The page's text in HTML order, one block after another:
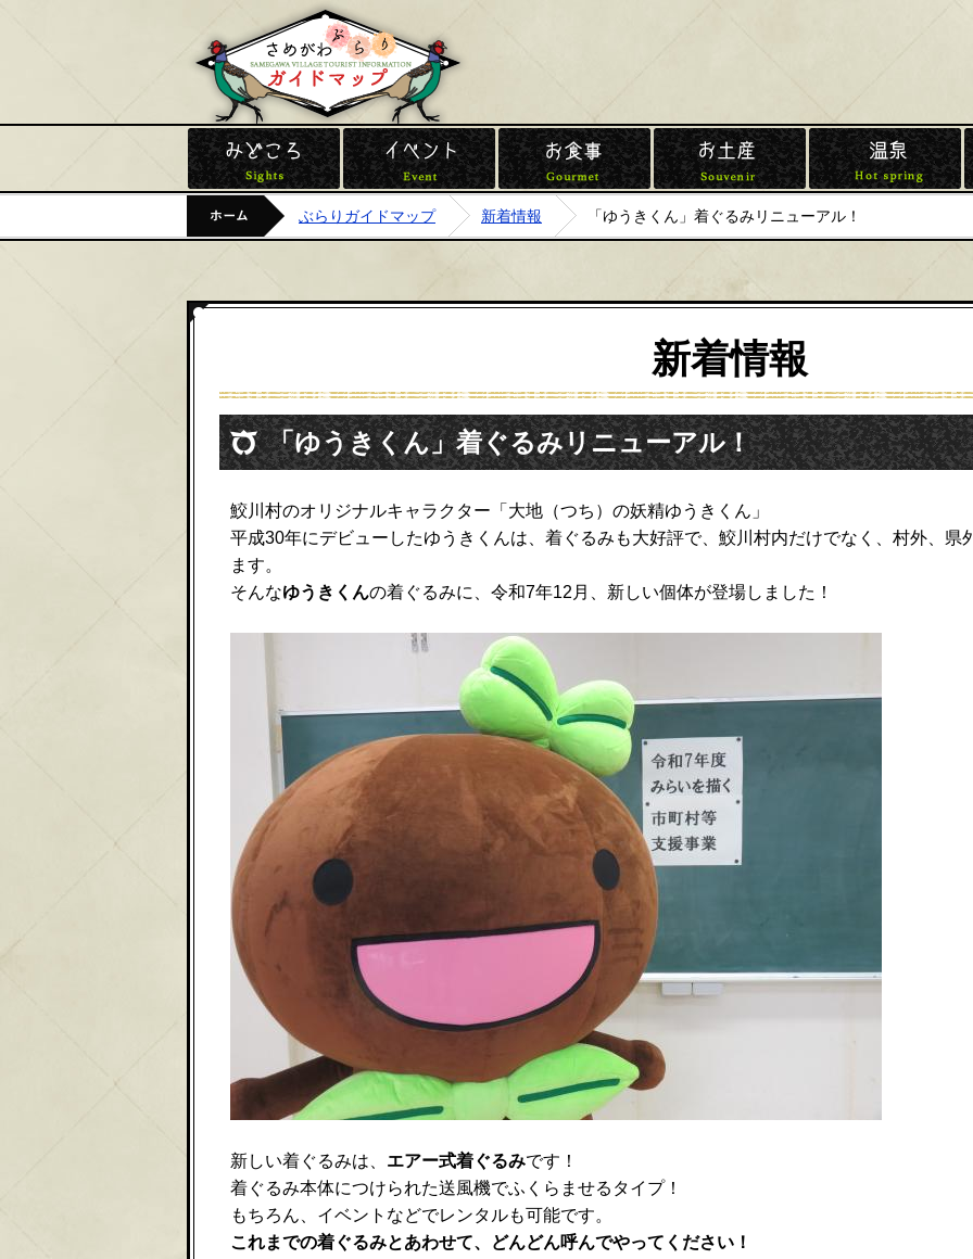
みどころ イベント お食事 お土産
ホーム
ぶらりガイドマップ 新着情報 「ゆうきくん」着ぐるみリニューアル！
新着情報
「ゆうきくん」着ぐるみリニューアル！
鮫川村のオリジナルキャラクター「大地（つち）の妖精ゆうきくん」
平成30年にデビューしたゆうきくんは、着ぐるみも大好評で、鮫川村内だけでなく、村外、県
ます。
そんなゆうきくんの着ぐるみに、令和7年12月、新しい個体が登場しました！
新しい着ぐるみは、 エアー式着ぐるみです！
着ぐるみ本体につけられた送風機でふくらませるタイプ！
もちろん、イベントなどでレンタルも可能です。
これまでの着ぐるみとあわせて、どんどん呼んでやってください！